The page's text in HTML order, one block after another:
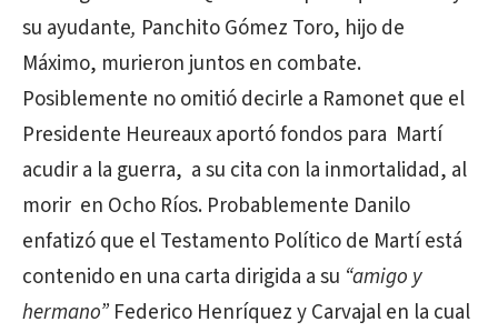
su ayudante, Panchito Gómez Toro, hijo de
Máximo, murieron juntos en combate.
Posiblemente no omitió decirle a Ramonet que el
Presidente Heureaux aportó fondos para Martí
acudir a la guerra, a su cita con la inmortalidad, al
morir en Ocho Ríos. Probablemente Danilo
enfatizó que el Testamento Político de Martí está
contenido en una carta dirigida a su “amigo y
hermano” Federico Henríquez y Carvajal en la cual